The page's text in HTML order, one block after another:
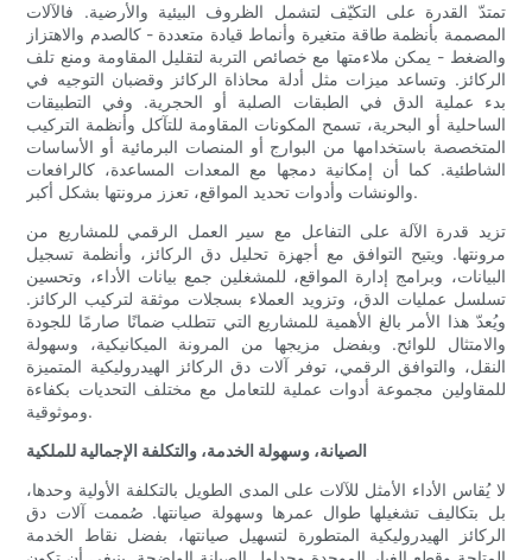
تمتدّ القدرة على التكيّف لتشمل الظروف البيئية والأرضية. فالآلات
المصممة بأنظمة طاقة متغيرة وأنماط قيادة متعددة - كالصدم والاهتزاز
والضغط - يمكن ملاءمتها مع خصائص التربة لتقليل المقاومة ومنع تلف
الركائز. وتساعد ميزات مثل أدلة محاذاة الركائز وقضبان التوجيه في
بدء عملية الدق في الطبقات الصلبة أو الحجرية. وفي التطبيقات
الساحلية أو البحرية، تسمح المكونات المقاومة للتآكل وأنظمة التركيب
المتخصصة باستخدامها من البوارج أو المنصات البرمائية أو الأساسات
الشاطئية. كما أن إمكانية دمجها مع المعدات المساعدة، كالرافعات
والونشات وأدوات تحديد المواقع، تعزز مرونتها بشكل أكبر.
تزيد قدرة الآلة على التفاعل مع سير العمل الرقمي للمشاريع من
مرونتها. ويتيح التوافق مع أجهزة تحليل دق الركائز، وأنظمة تسجيل
البيانات، وبرامج إدارة المواقع، للمشغلين جمع بيانات الأداء، وتحسين
تسلسل عمليات الدق، وتزويد العملاء بسجلات موثقة لتركيب الركائز.
ويُعدّ هذا الأمر بالغ الأهمية للمشاريع التي تتطلب ضمانًا صارمًا للجودة
والامتثال للوائح. وبفضل مزيجها من المرونة الميكانيكية، وسهولة
النقل، والتوافق الرقمي، توفر آلات دق الركائز الهيدروليكية المتميزة
للمقاولين مجموعة أدوات عملية للتعامل مع مختلف التحديات بكفاءة
وموثوقية.
الصيانة، وسهولة الخدمة، والتكلفة الإجمالية للملكية
لا يُقاس الأداء الأمثل للآلات على المدى الطويل بالتكلفة الأولية وحدها،
بل بتكاليف تشغيلها طوال عمرها وسهولة صيانتها. صُممت آلات دق
الركائز الهيدروليكية المتطورة لتسهيل صيانتها، بفضل نقاط الخدمة